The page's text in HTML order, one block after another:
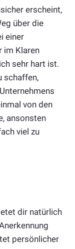
erscheint,
über die
einer
im Klaren
sehr hart ist.
schaffen,
von den
ansonsten
viel zu
dir natürlich
persönlicher